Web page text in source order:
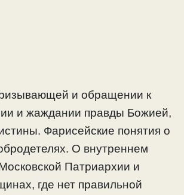
и обращении к
и жаждании правды Божией,
Фарисейские понятия о
О внутреннем
Патриархии и
где нет правильной